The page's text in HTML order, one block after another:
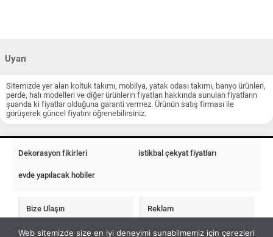
Uyarı
Sitemizde yer alan koltuk takımı, mobilya, yatak odası takımı, banyo ürünleri,
perde, halı modelleri ve diğer ürünlerin fiyatları hakkında sunulan fiyatların
şuanda ki fiyatlar olduğuna garanti vermez. Ürünün satış firması ile
görüşerek güncel fiyatını öğrenebilirsiniz.
Dekorasyon fikirleri istikbal çekyat fiyatları
evde yapılacak hobiler
Bize Ulaşın Reklam
Web sitemizde size en iyi deneyimi sunabilmemiz için çerezleri